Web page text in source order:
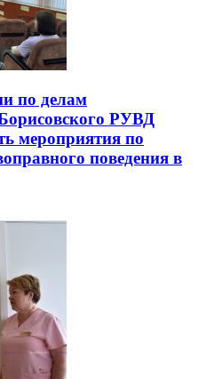
по делам
РУВД
мероприятия по
поведения в